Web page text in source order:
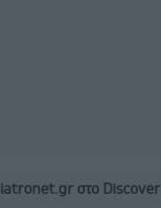
iatronet.gr στο Discover